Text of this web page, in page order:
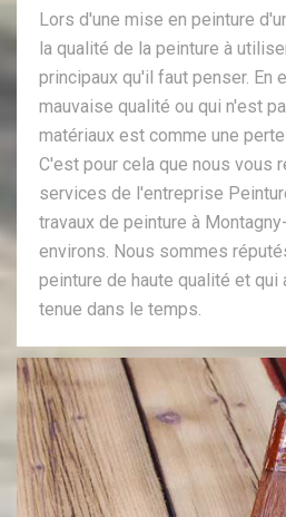
Lors d'une mise en peinture
la qualité de la peinture à
principaux qu'il faut penser. En
mauvaise qualité ou qui n'est
matériaux est comme une
C'est pour cela que nous vous
services de l'entreprise
travaux de peinture à
environs. Nous sommes
peinture de haute qualité et qui
tenue dans le temps.